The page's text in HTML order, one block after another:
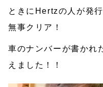
ときにHertzの人が発
無事クリア！
車のナンバーが書かれ
えました！！